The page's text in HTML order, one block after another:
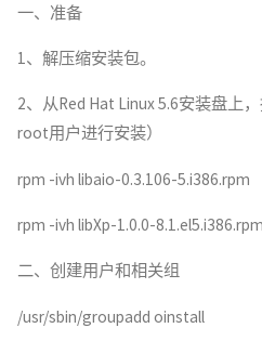
启
一、准备
1、解压缩安装包。
2、从Red Hat Linux 5.6安装盘上
root用户进行安装）
rpm -ivh libaio-0.3.106-5.i386.rpm
rpm -ivh libXp-1.0.0-8.1.el5.i386.rpm
二、创建用户和相关组
/usr/sbin/groupadd oinstall